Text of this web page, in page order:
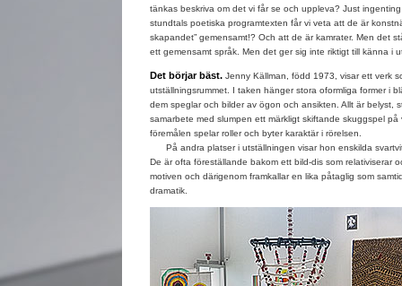
tänkas beskriva om det vi får se och uppleva? Just
stundtals poetiska programtexten får vi veta att de är
skapandet” gemensamt!? Och att de är kamrater. Men det
ett gemensamt språk. Men det ger sig inte riktigt till känna i
Det börjar bäst.Jenny Källman, född 1973, visar ett verk
utställningsrummet. I taken hänger stora oformliga former i
dem speglar och bilder av ögon och ansikten. Allt är belyst,
samarbete med slumpen ett märkligt skiftande skuggspel
föremålen spelar roller och byter karaktär i rörelsen.
På andra platser i utställningen visar hon enskilda
De är ofta föreställande bakom ett bild-dis som relativiserar
motiven och därigenom framkallar en lika påtaglig som
dramatik.